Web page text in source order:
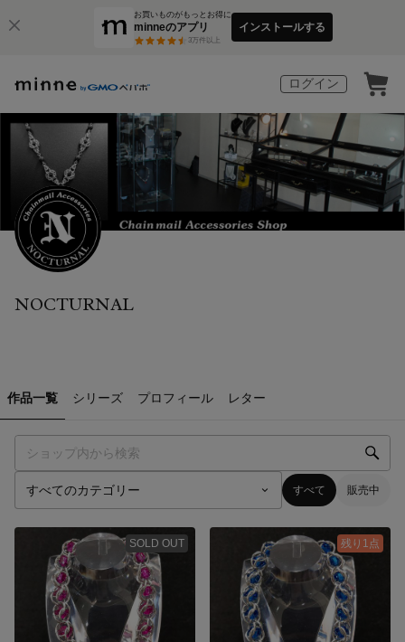
お買いものがもっとお得に
minneのアプリ
3万件以上
インストールする
ログイン
NOCTURNAL
作品一覧 シリーズ プロフィール レター
すべて 販売中
SOLD OUT 残り1点